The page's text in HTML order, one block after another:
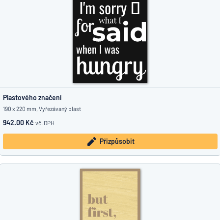
Plastového značení
190 x 220 mm, Vyřezávaný plast
942.00 Kč vč. DPH
Přizpůsobit